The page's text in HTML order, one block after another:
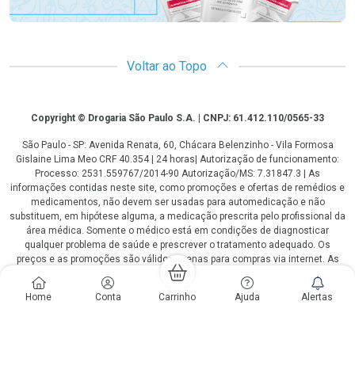
Home Conta Carrinho Ajuda Alertas
Voltar ao Topo
CopyrightCopyright © Drogaria São Paulo S.A. | CNPJ: 61.412.110/0565-33
São Paulo - SP: Avenida Renata, 60, Chácara Belenzinho - Vila Formosa
Gislaine Lima Meo CRF 40.354 | 24 horas| Autorização de funcionamento:
Processo: 2531.559767/2014-90 Autorização/MS: 7.31847.3 | As
informações contidas neste site, como promoções e ofertas de remédios e
medicamentos, não devem ser usadas para automedicação e não
substituem, em hipótese alguma, a medicação prescrita pelo profissional da
área médica. Somente o médico está em condições de diagnosticar
qualquer problema de saúde e prescrever o tratamento adequado. Os
preços e as promoções são válidos apenas para compras via internet. As
fotos contidas em nosso site são meramente ilustrativas. *Preços e
disponibilidade sujeitos a alterações no decorrer do dia. Antibióticos e
antimicrobianos vendas apenas em lojas físicas ou televendas. Portaria nº